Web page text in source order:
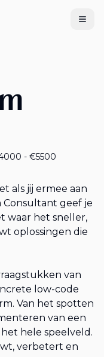
- €5500
als jij ermee aan
Consultant geef je
waar het sneller,
oplossingen die
van
low-code
Van het spotten
van een
hele speelveld.
verbetert en